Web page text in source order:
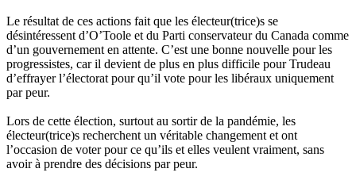
Le résultat de ces actions fait que les électeur(trice)s se
désintéressent d’O’Toole et du Parti conservateur du Canada comme
d’un gouvernement en attente. C’est une bonne nouvelle pour les
progressistes, car il devient de plus en plus difficile pour Trudeau
d’effrayer l’électorat pour qu’il vote pour les libéraux uniquement
par peur.
Lors de cette élection, surtout au sortir de la pandémie, les
électeur(trice)s recherchent un véritable changement et ont
l’occasion de voter pour ce qu’ils et elles veulent vraiment, sans
avoir à prendre des décisions par peur.